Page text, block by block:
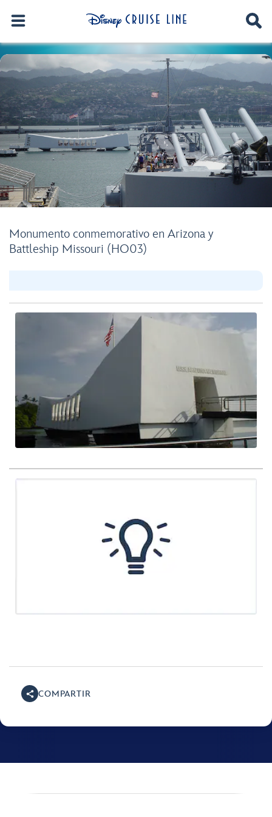
Monumento conmemorativo en Arizona y
Battleship Missouri (HO03)
COMPARTIR